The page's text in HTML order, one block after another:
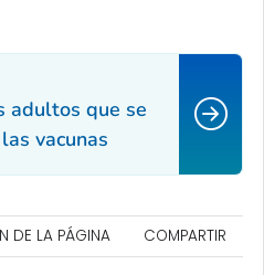
adultos que se
vacunas
DE LA PÁGINA COMPARTIR